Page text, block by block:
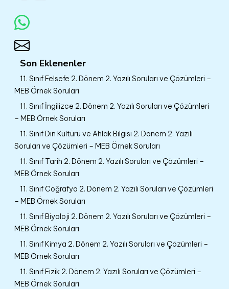
Son Eklenenler
11. Sınıf Felsefe 2. Dönem 2. Yazılı Soruları ve Çözümleri –
MEB Örnek Soruları
11. Sınıf İngilizce 2. Dönem 2. Yazılı Soruları ve Çözümleri
– MEB Örnek Soruları
11. Sınıf Din Kültürü ve Ahlak Bilgisi 2. Dönem 2. Yazılı
Soruları ve Çözümleri – MEB Örnek Soruları
11. Sınıf Tarih 2. Dönem 2. Yazılı Soruları ve Çözümleri –
MEB Örnek Soruları
11. Sınıf Coğrafya 2. Dönem 2. Yazılı Soruları ve Çözümleri
– MEB Örnek Soruları
11. Sınıf Biyoloji 2. Dönem 2. Yazılı Soruları ve Çözümleri –
MEB Örnek Soruları
11. Sınıf Kimya 2. Dönem 2. Yazılı Soruları ve Çözümleri –
MEB Örnek Soruları
11. Sınıf Fizik 2. Dönem 2. Yazılı Soruları ve Çözümleri –
MEB Örnek Soruları